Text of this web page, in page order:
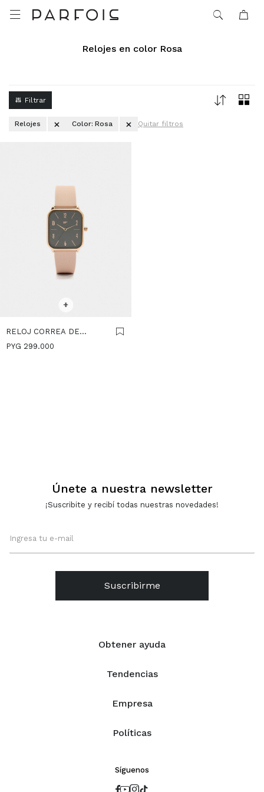

Relojes en color Rosa
Relojes Color: Rosa Quitar filtros
+
RELOJ CORREA DE
SILICONA - ROSA
PYG 299.000
Obtener ayuda
Tendencias
Empresa
Políticas
Únete a nuestra newsletter
¡Suscribite y recibí todas nuestras novedades!
Suscribirme
Síguenos
